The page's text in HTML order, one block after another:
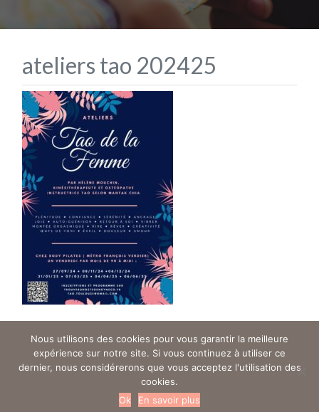
ateliers tao 202425
Trouver un ostéo en gynéco - Tous droits réservés © 2019
Mentions légales
Nous utilisons des cookies pour vous garantir la meilleure
expérience sur notre site. Si vous continuez à utiliser ce
dernier, nous considérerons que vous acceptez l'utilisation des
cookies.
Ok
En savoir plus